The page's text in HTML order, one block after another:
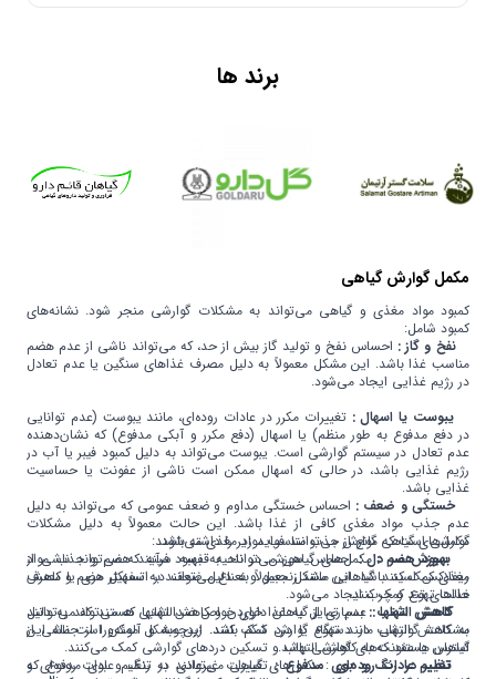
برند ها
مکمل گوارش گیاهی
کمبود مواد مغذی و گیاهی می‌تواند به مشکلات گوارشی منجر شود. نشانه‌های
کمبود شامل:
نفخ و گاز : احساس نفخ و تولید گاز بیش از حد، که می‌تواند ناشی از عدم هضم
مناسب غذا باشد. این مشکل معمولاً به دلیل مصرف غذاهای سنگین یا عدم تعادل
در رژیم غذایی ایجاد می‌شود.
یبوست یا اسهال : تغییرات مکرر در عادات روده‌ای، مانند یبوست (عدم توانایی
در دفع مدفوع به طور منظم) یا اسهال (دفع مکرر و آبکی مدفوع) که نشان‌دهنده
عدم تعادل در سیستم گوارشی است. یبوست می‌تواند به دلیل کمبود فیبر یا آب در
رژیم غذایی باشد، در حالی که اسهال ممکن است ناشی از عفونت یا حساسیت
غذایی باشد.
خستگی و ضعف : احساس خستگی مداوم و ضعف عمومی که می‌تواند به دلیل
عدم جذب مواد مغذی کافی از غذا باشد. این حالت معمولاً به دلیل مشکلات
گوارشی است که مانع از جذب مناسب مواد مغذی می‌شود.
سوزش سر دل :احساس سوزش در ناحیه قفسه سینه که می‌تواند ناشی از
ریفلاکس اسید باشد. این مشکل معمولاً به دلیل ضعف در اسفنکتر مری یا مصرف
غذاهای تند و چرب ایجاد می‌شود.
کاهش اشتها :عدم تمایل به غذا خوردن و کاهش اشتها که می‌تواند به دلیل
مشکلات گوارشی مانند تهوع یا درد شکم باشد. این مشکل ممکن است ناشی از
استرس یا عفونت‌های گوارشی باشد.
تغییر در رنگ و بوی مدفوع :تغییرات غیرعادی در رنگ و بوی مدفوع که
مکمل‌های گیاهی گوارش می‌توانند فواید زیر را داشته باشند:
بهبود هضم :مکمل‌های گیاهی می‌توانند به بهبود فرآیند هضم و جذب مواد
مغذی کمک کنند. گیاهانی مانند زنجبیل و نعناع می‌توانند به تسهیل هضم و کاهش
حالت تهوع کمک کنند.
کاهش التهاب :بسیاری از گیاهان دارای خواص ضدالتهابی هستند که می‌توانند
به کاهش التهاب در دستگاه گوارش کمک کنند. زردچوبه و آلوئه‌ورا از جمله این
گیاهان هستند که به کاهش التهاب و تسکین دردهای گوارشی کمک می‌کنند.
تنظیم عادات روده‌ای: مکمل‌های گیاهی می‌توانند به تنظیم عادات روده‌ای و